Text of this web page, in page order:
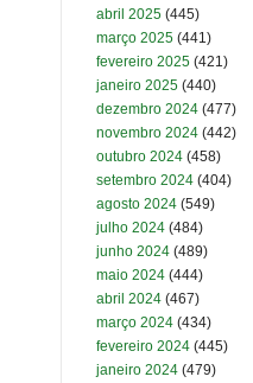
abril 2025 (445)
março 2025 (441)
fevereiro 2025 (421)
janeiro 2025 (440)
dezembro 2024 (477)
novembro 2024 (442)
outubro 2024 (458)
setembro 2024 (404)
agosto 2024 (549)
julho 2024 (484)
junho 2024 (489)
maio 2024 (444)
abril 2024 (467)
março 2024 (434)
fevereiro 2024 (445)
janeiro 2024 (479)